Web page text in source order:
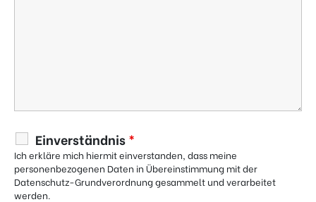
Einverständnis*
Ich erkläre mich hiermit einverstanden, dass meine
personenbezogenen Daten in Übereinstimmung mit der
Datenschutz-Grundverordnung gesammelt und verarbeitet
werden.